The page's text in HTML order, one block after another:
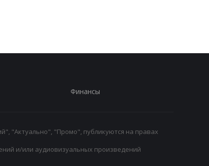
Финансы
"Актуально", "Промо", публикуются на правах
и/или аудиовизуальных произведений